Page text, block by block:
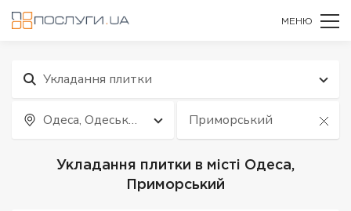
МЕНЮ
Укладання плитки
Одеса, Одеська
обл.
Приморський
Укладання плитки в місті Одеса,
Приморський